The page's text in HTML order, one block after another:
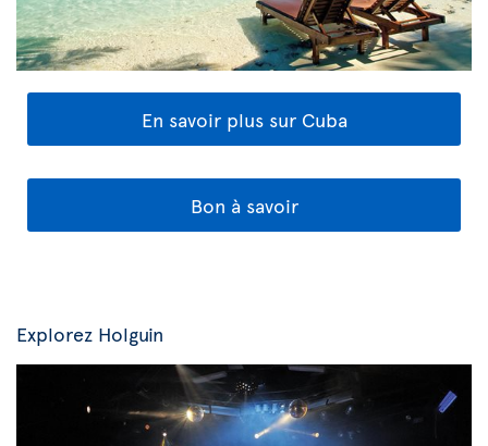
En savoir plus sur Cuba
Bon à savoir
Explorez Holguin